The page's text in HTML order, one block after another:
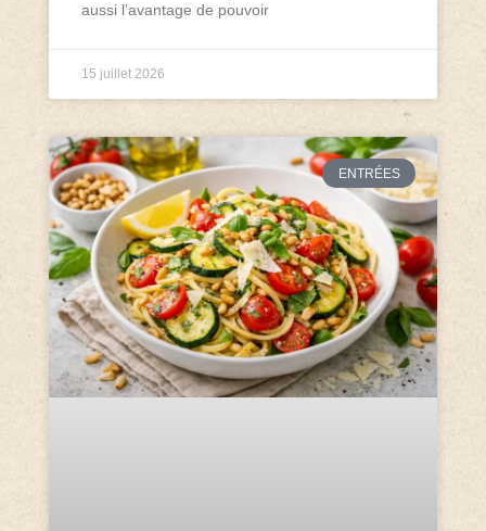
aussi l’avantage de pouvoir
15 juillet 2026
ENTRÉES